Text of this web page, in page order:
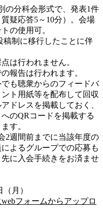
の分科会形式で、発表1件
疑応答5～10分）。会場
の使用可。
制に移行したことに伴
は行われません。
報告は行われます。
も聴衆からのフィードバ
ト用紙等を配布して回収
ドレスを掲載しておく、
のQRコードを掲載する
す。
2週間前までに当該年度の
よるグループでの応募も
に入会手続きをお済ませ
（月）
フォームからアップロ